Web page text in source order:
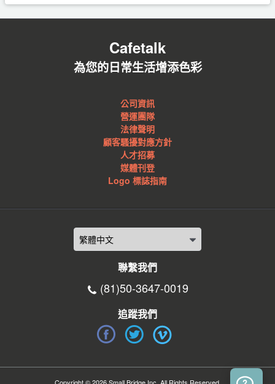
Cafetalk
為您的日常生活增添色彩
公司資訊
營運團隊
法律聲明
顧客騷擾對應方針
人才招募
媒體刊登
Logo 標誌指南
聯繫我們
(81)50-3647-0019
追蹤我們
Copyright © 2026 Small Bridge Inc. All Rights Reserved.